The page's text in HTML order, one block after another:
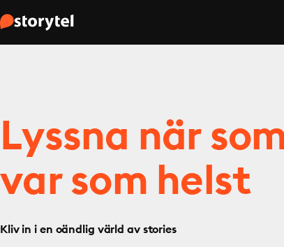
Lyssna när
var som helst
Kliv in i en oändlig värld av stories